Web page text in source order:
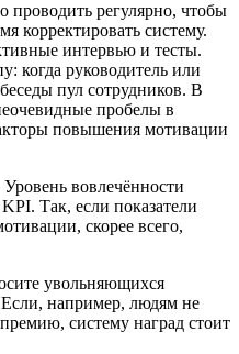
проводить регулярно, чтобы
корректировать систему.
интервью и тесты.
когда руководитель или
пул сотрудников. В
пробелы в
повышения мотивации
Уровень вовлечённости
Так, если показатели
скорее всего,
увольняющихся
например, людям не
систему наград стоит